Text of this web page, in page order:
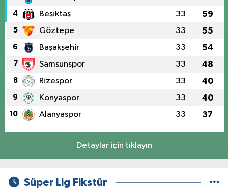
4 Beşiktaş 33 59
5 Göztepe 33 55
6 Başakşehir 33 54
7 Samsunspor 33 48
8 Rizespor 33 40
9 Konyaspor 33 40
10 Alanyaspor 33 37
Detaylar için tıklayın
Süper Lig Fikstür